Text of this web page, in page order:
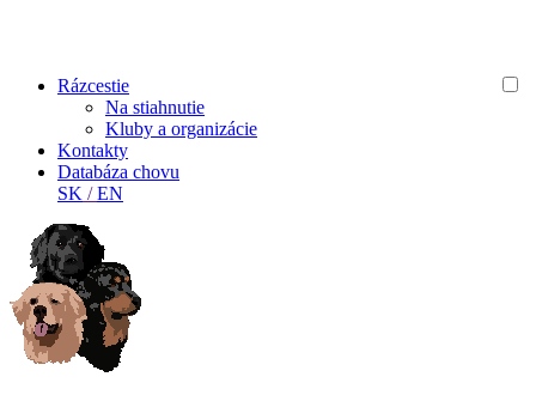
Rázcestie
Na stiahnutie
Kluby a organizácie
Kontakty
Databáza chovu
SK /EN